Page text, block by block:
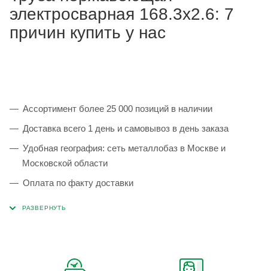
электросварная 168.3х2.6: 7
причин купить у нас
Ассортимент более 25 000 позиций в наличии
Доставка всего 1 день и самовывоз в день заказа
Удобная география: сеть металлобаз в Москве и
Московской области
Оплата по факту доставки
Тройной весовой контроль: въезд, погрузка, выезд